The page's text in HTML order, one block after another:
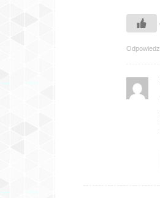
Odpowiedz